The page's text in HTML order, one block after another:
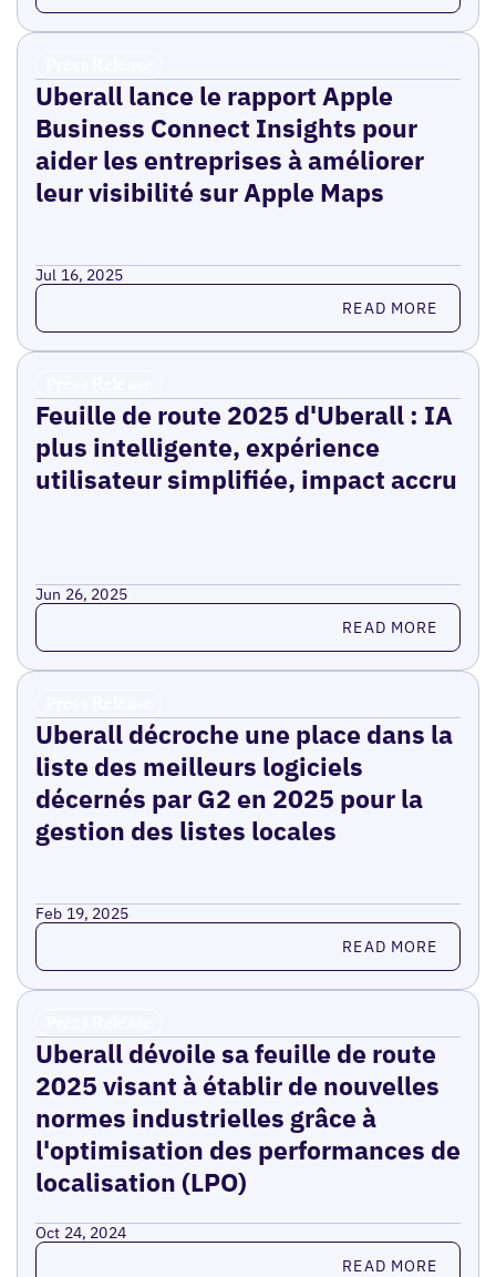
Uberall lance le rapport Apple
Business Connect Insights pour
aider les entreprises à améliorer
leur visibilité sur Apple Maps
Jul 16, 2025
Read more READ MORE
Feuille de route 2025 d'Uberall : IA
plus intelligente, expérience
utilisateur simplifiée, impact accru
Jun 26, 2025
Read more READ MORE
Uberall décroche une place dans la
liste des meilleurs logiciels
décernés par G2 en 2025 pour la
gestion des listes locales
Feb 19, 2025
Read more READ MORE
Uberall dévoile sa feuille de route
2025 visant à établir de nouvelles
normes industrielles grâce à
l'optimisation des performances de
localisation (LPO)
Oct 24, 2024
Read more READ MORE